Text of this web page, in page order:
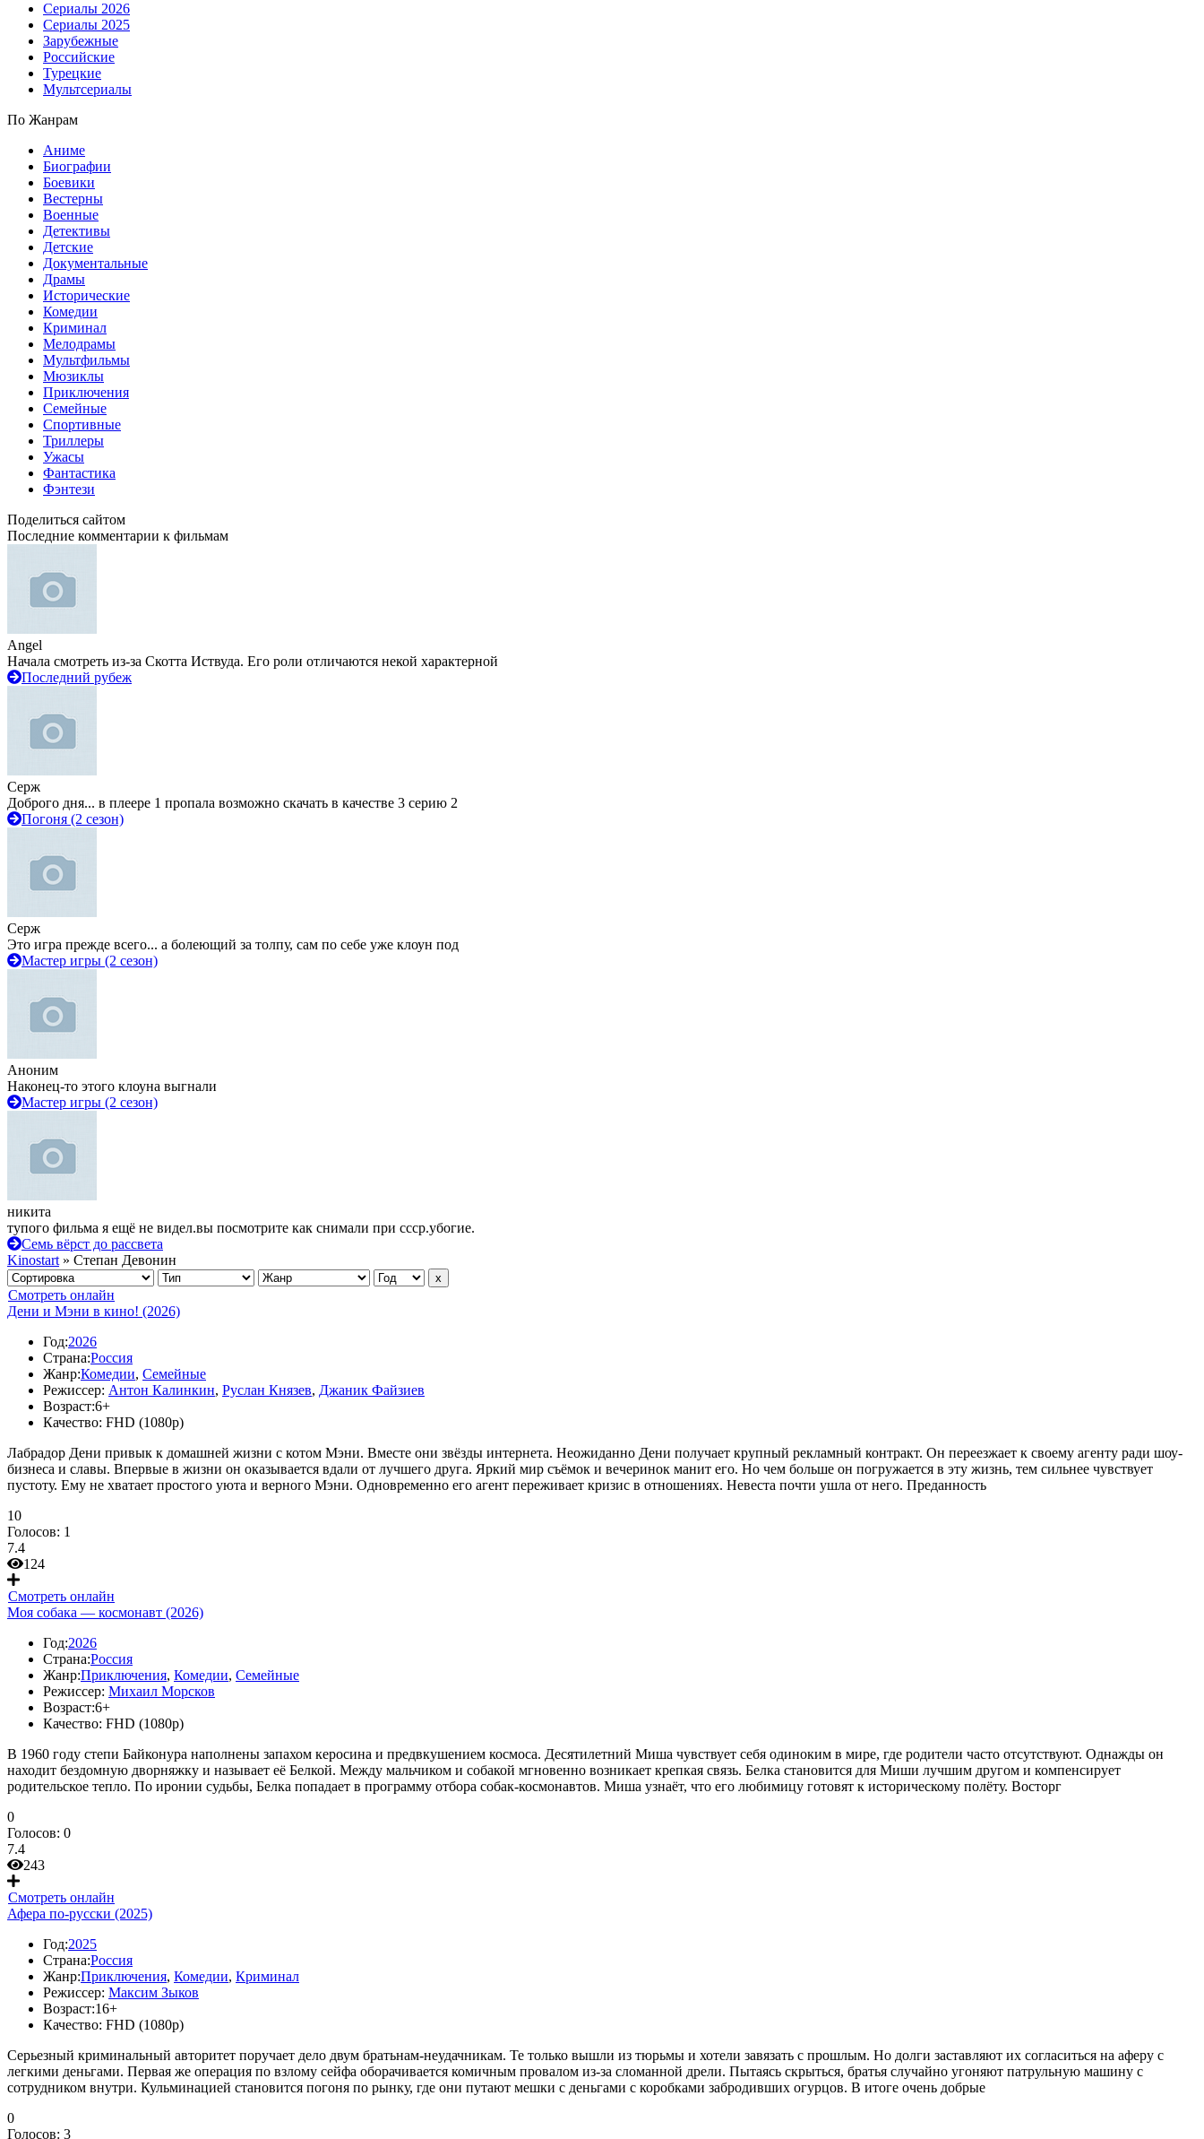
Сериалы 2026
Сериалы 2025
Зарубежные
Российские
Турецкие
Мультсериалы
По Жанрам
Аниме
Биографии
Боевики
Вестерны
Военные
Детективы
Детские
Документальные
Драмы
Исторические
Комедии
Криминал
Мелодрамы
Мультфильмы
Мюзиклы
Приключения
Семейные
Спортивные
Триллеры
Ужасы
Фантастика
Фэнтези
Поделиться сайтом
Последние комментарии к фильмам
Angel
Начала смотреть из-за Скотта Иствуда. Его роли отличаются некой характерной
Последний рубеж
Серж
Доброго дня... в плеере 1 пропала возможно скачать в качестве 3 серию 2
Погоня (2 сезон)
Серж
Это игра прежде всего... а болеющий за толпу, сам по себе уже клоун под
Мастер игры (2 сезон)
Аноним
Наконец-то этого клоуна выгнали
Мастер игры (2 сезон)
никита
тупого фильма я ещё не видел.вы посмотрите как снимали при ссср.убогие.
Семь вёрст до рассвета
Kinostart » Степан Девонин
Смотреть онлайн
Дени и Мэни в кино! (2026)
Год:2026
Страна:Россия
Жанр:Комедии, Семейные
Режиссер: Антон Калинкин, Руслан Князев, Джаник Файзиев
Возраст:6+
Качество: FHD (1080p)
Лабрадор Дени привык к домашней жизни с котом Мэни. Вместе они звёзды интернета. Неожиданно Дени получает крупный рекламный контракт. Он переезжает к своему агенту ради шоу-
бизнеса и славы. Впервые в жизни он оказывается вдали от лучшего друга. Яркий мир съёмок и вечеринок манит его. Но чем больше он погружается в эту жизнь, тем сильнее чувствует
пустоту. Ему не хватает простого уюта и верного Мэни. Одновременно его агент переживает кризис в отношениях. Невеста почти ушла от него. Преданность
10
Голосов: 1
7.4
124
Смотреть онлайн
Моя собака — космонавт (2026)
Год:2026
Страна:Россия
Жанр:Приключения, Комедии, Семейные
Режиссер: Михаил Морсков
Возраст:6+
Качество: FHD (1080p)
В 1960 году степи Байконура наполнены запахом керосина и предвкушением космоса. Десятилетний Миша чувствует себя одиноким в мире, где родители часто отсутствуют. Однажды он
находит бездомную дворняжку и называет её Белкой. Между мальчиком и собакой мгновенно возникает крепкая связь. Белка становится для Миши лучшим другом и компенсирует
родительское тепло. По иронии судьбы, Белка попадает в программу отбора собак-космонавтов. Миша узнаёт, что его любимицу готовят к историческому полёту. Восторг
0
Голосов: 0
7.4
243
Смотреть онлайн
Афера по-русски (2025)
Год:2025
Страна:Россия
Жанр:Приключения, Комедии, Криминал
Режиссер: Максим Зыков
Возраст:16+
Качество: FHD (1080p)
Серьезный криминальный авторитет поручает дело двум братьнам-неудачникам. Те только вышли из тюрьмы и хотели завязать с прошлым. Но долги заставляют их согласиться на аферу с
легкими деньгами. Первая же операция по взлому сейфа оборачивается комичным провалом из-за сломанной дрели. Пытаясь скрыться, братья случайно угоняют патрульную машину с
сотрудником внутри. Кульминацией становится погоня по рынку, где они путают мешки с деньгами с коробками забродивших огурцов. В итоге очень добрые
0
Голосов: 3